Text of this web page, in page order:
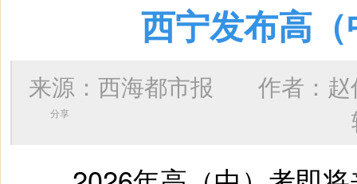
西宁发布高
来源：西海都市报 作者：
分享